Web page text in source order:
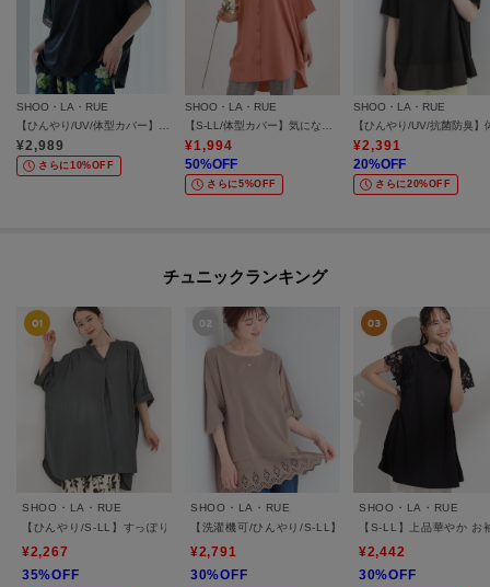
SHOO・LA・RUE
¥2,989
さらに10%OFF
SHOO・LA・RUE
¥1,994
50%OFF
さらに5%OFF
SHOO・LA・RUE
¥2,391
20%OFF
さらに20%OFF
チュニックランキング
SHOO・LA・RUE
【ひんやり/S-LL】すっぽり体型カバー スキッパードルマンチュニック
¥2,267
35%OFF
SHOO・LA・RUE
【洗濯機可/ひんやり/S-LL】裾レース切り替え ねじり
¥2,791
30%OFF
SHOO・LA・RUE
【S-LL】上品華やか お
¥2,442
30%OFF